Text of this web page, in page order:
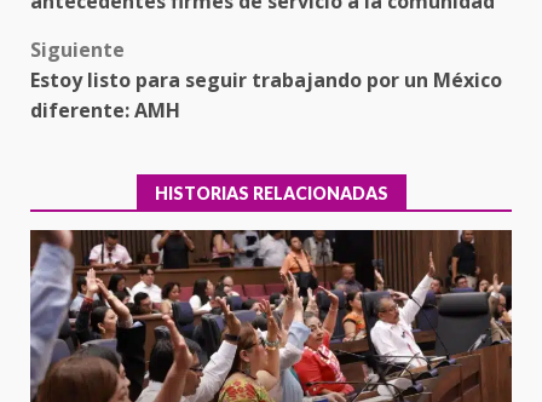
Siguiente
Estoy listo para seguir trabajando por un México
diferente: AMH
HISTORIAS RELACIONADAS